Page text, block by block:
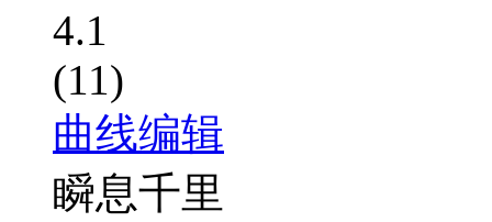
4.1
(11)
曲线编辑
瞬息千里